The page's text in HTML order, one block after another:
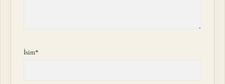
İsim*